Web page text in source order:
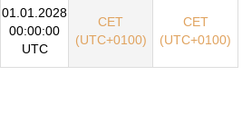
01.01.2028
00:00:00
UTC
CET
(UTC+0100)
CET
(UTC+0100)